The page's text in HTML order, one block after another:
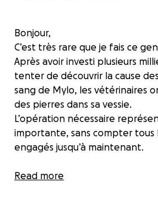
Bonjour,
C’est très rare que je fais ce
Après avoir investi plusieurs
tenter de découvrir la cause
sang de Mylo, les vétérinaires
des pierres dans sa vessie.
L’opération nécessaire
importante, sans compter tous
engagés jusqu’à maintenant.
Si le cœur vous en dit, tout don,
Read more